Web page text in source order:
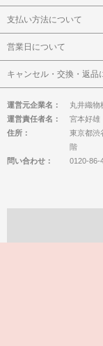
支払い方法について
営業日について
キャンセル・交換・返品
運営元企業名：
丸井織物
運営責任者名：
宮本好雄
住所：
東京都
階
問い合わせ：
0120-86-